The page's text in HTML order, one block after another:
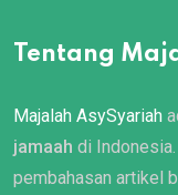
Tentang
Majalah AsySyariah
jamaah di
pembahasan artikel